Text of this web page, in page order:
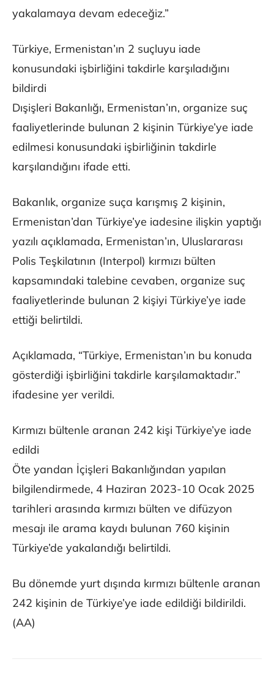
yakalamaya devam edeceğiz.”
Türkiye, Ermenistan’ın 2 suçluyu iade
konusundaki işbirliğini takdirle karşıladığını
bildirdi
Dışişleri Bakanlığı, Ermenistan’ın, organize suç
faaliyetlerinde bulunan 2 kişinin Türkiye’ye iade
edilmesi konusundaki işbirliğinin takdirle
karşılandığını ifade etti.
Bakanlık, organize suça karışmış 2 kişinin,
Ermenistan’dan Türkiye’ye iadesine ilişkin yaptığı
yazılı açıklamada, Ermenistan’ın, Uluslararası
Polis Teşkilatının (Interpol) kırmızı bülten
kapsamındaki talebine cevaben, organize suç
faaliyetlerinde bulunan 2 kişiyi Türkiye’ye iade
ettiği belirtildi.
Açıklamada, “Türkiye, Ermenistan’ın bu konuda
gösterdiği işbirliğini takdirle karşılamaktadır.”
ifadesine yer verildi.
Kırmızı bültenle aranan 242 kişi Türkiye’ye iade
edildi
Öte yandan İçişleri Bakanlığından yapılan
bilgilendirmede, 4 Haziran 2023-10 Ocak 2025
tarihleri arasında kırmızı bülten ve difüzyon
mesajı ile arama kaydı bulunan 760 kişinin
Türkiye’de yakalandığı belirtildi.
Bu dönemde yurt dışında kırmızı bültenle aranan
242 kişinin de Türkiye’ye iade edildiği bildirildi.
(AA)